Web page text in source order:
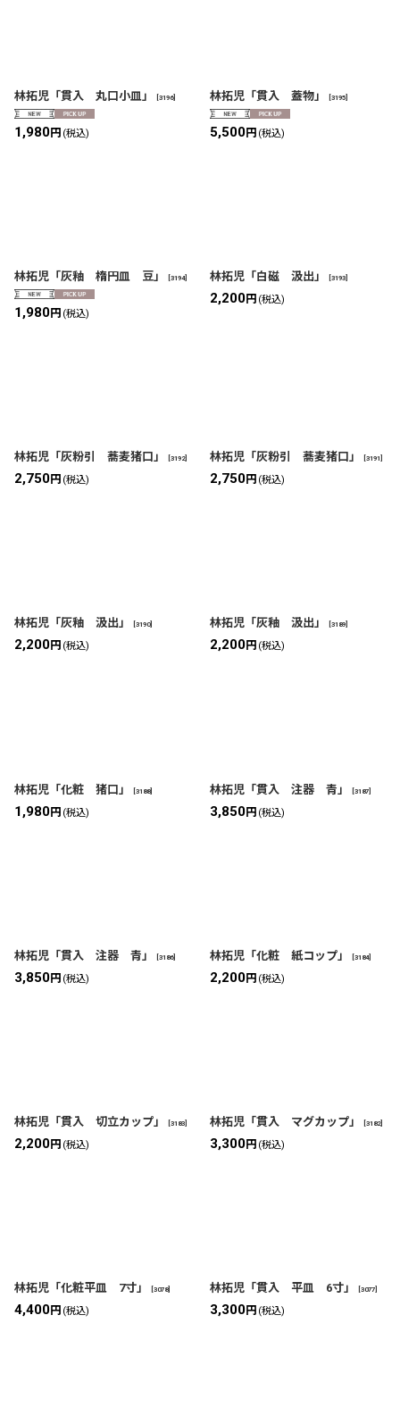
林拓児「貫入 丸口小皿」 3196]
1,980円 (税込)
林拓児「貫入 蓋物」 3195
5,500円 (税込)
林拓児「灰釉 楕円皿 豆」 3194]
1,980円 (税込)
林拓児「白磁 汲出」 3193
2,200円 (税込)
林拓児「灰粉引 蕎麦猪口」 3192]
2,750円 (税込)
林拓児「灰粉引 蕎麦猪口」 3191
2,750円 (税込)
林拓児「灰釉 汲出」 3190]
2,200円 (税込)
林拓児「灰釉 汲出」 3189
2,200円 (税込)
林拓児「化粧 猪口」 [3188]
1,980円 (税込)
林拓児「貫入 注器 青」 [3187]
3,850円 (税込)
林拓児「貫入 注器 青」 3186]
3,850円 (税込)
林拓児「化粧 紙コップ」 3184]
2,200円 (税込)
林拓児「貫入 切立カップ」 3183
2,200円 (税込)
林拓児「貫入 マグカップ」 3182]
3,300円 (税込)
林拓児「化粧平皿 7寸」 3078]
4,400円 (税込)
林拓児「貫入 平皿 6寸」 3077
3,300円 (税込)